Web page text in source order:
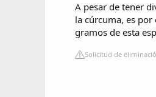
A pesar de tener
la cúrcuma, es
gramos de esta
Solicitud de